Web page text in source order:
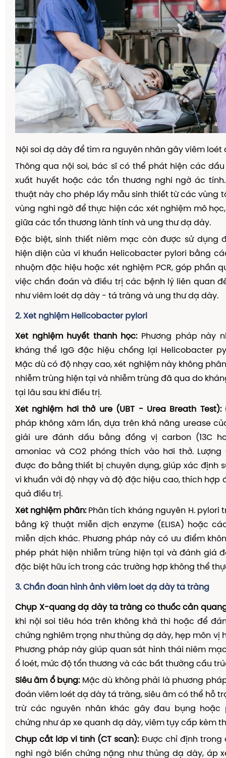
Nội soi dạ dày để tìm ra nguyên nhân gây viêm
Thông qua nội soi, bác sĩ có thể phát hiện các dấu
xuất huyết hoặc các tổn thương nghi ngờ ác
thuật này cho phép lấy mẫu sinh thiết từ các vùng
vùng nghi ngờ để thực hiện các xét nghiệm mô
giữa các tổn thương lành tính và ung thư dạ dày.
Đặc biệt, sinh thiết niêm mạc còn được sử dụng
hiện diện của vi khuẩn Helicobacter pylori bằng
nhuộm đặc hiệu hoặc xét nghiệm PCR, góp phần
việc chẩn đoán và điều trị các bệnh lý liên quan
như viêm loét dạ dày - tá tràng và ung thư dạ dày.
2. Xét nghiệm Helicobacter pylori
Xét nghiệm huyết thanh học:Phương pháp này
kháng thể IgG đặc hiệu chống lại Helicobacter
Mặc dù có độ nhạy cao, xét nghiệm này không
nhiễm trùng hiện tại và nhiễm trùng đã qua do
tại lâu sau khi điều trị.
Xét nghiệm hơi thở ure (UBT - Urea Breath Test):
pháp không xâm lấn, dựa trên khả năng urease
giải ure đánh dấu bằng đồng vị carbon (13C
amoniac và CO2 phóng thích vào hơi thở. Lượng
được đo bằng thiết bị chuyên dụng, giúp xác định
vi khuẩn với độ nhạy và độ đặc hiệu cao, thích hợp
quả điều trị.
Xét nghiệm phân:Phân tích kháng nguyên H. pylori
bằng kỹ thuật miễn dịch enzyme (ELISA) hoặc
miễn dịch khác. Phương pháp này có ưu điểm
phép phát hiện nhiễm trùng hiện tại và đánh giá
đặc biệt hữu ích trong các trường hợp không thể
3. Chẩn đoán hình ảnh viêm loét dạ dày tá tràng
Chụp X-quang dạ dày tá tràng có thuốc cản
khi nội soi tiêu hóa trên không khả thi hoặc để
chứng nghiêm trọng như thủng dạ dày, hẹp môn vị
Phương pháp này giúp quan sát hình thái niêm
ổ loét, mức độ tổn thương và các bất thường cấu
Siêu âm ổ bụng:Mặc dù không phải là phương
đoán viêm loét dạ dày tá tràng, siêu âm có thể hỗ
trừ các nguyên nhân khác gây đau bụng hoặc
chứng như áp xe quanh dạ dày, viêm tụy cấp kèm
Chụp cắt lớp vi tính (CT scan):Được chỉ định trong
nghi ngờ biến chứng nặng như thủng dạ dày, áp